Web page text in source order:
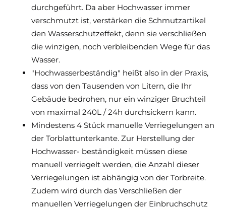
durchgeführt. Da aber Hochwasser immer
verschmutzt ist, verstärken die Schmutzartikel
den Wasserschutzeffekt, denn sie verschließen
die winzigen, noch verbleibenden Wege für das
Wasser.
"Hochwasserbeständig" heißt also in der Praxis,
dass von den Tausenden von Litern, die Ihr
Gebäude bedrohen, nur ein winziger Bruchteil
von maximal 240L / 24h durchsickern kann.
Mindestens 4 Stück manuelle Verriegelungen an
der Torblattunterkante. Zur Herstellung der
Hochwasser- beständigkeit müssen diese
manuell verriegelt werden, die Anzahl dieser
Verriegelungen ist abhängig von der Torbreite.
Zudem wird durch das Verschließen der
manuellen Verriegelungen der Einbruchschutz